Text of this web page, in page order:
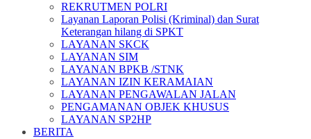
REKRUTMEN POLRI
Layanan Laporan Polisi (Kriminal) dan Surat
Keterangan hilang di SPKT
LAYANAN SKCK
LAYANAN SIM
LAYANAN BPKB /STNK
LAYANAN IZIN KERAMAIAN
LAYANAN PENGAWALAN JALAN
PENGAMANAN OBJEK KHUSUS
LAYANAN SP2HP
BERITA